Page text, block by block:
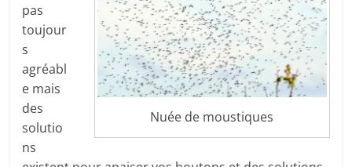
Nuée de moustiques
pas
toujour
s
agréabl
e mais
des
solutio
ns